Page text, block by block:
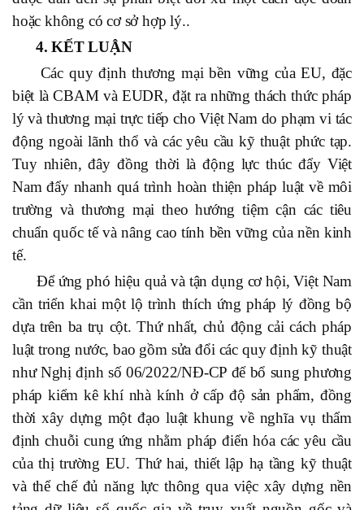
hoặc không có cơ sở hợp lý..
4. KẾT LUẬN
Các quy định thương mại bền vững của EU, đặc
biệt là CBAM và EUDR, đặt ra những thách thức pháp
lý và thương mại trực tiếp cho Việt Nam do phạm vi tác
động ngoài lãnh thổ và các yêu cầu kỹ thuật phức tạp.
Tuy nhiên, đây đồng thời là động lực thúc đẩy Việt
Nam đẩy nhanh quá trình hoàn thiện pháp luật về môi
trường và thương mại theo hướng tiệm cận các tiêu
chuẩn quốc tế và nâng cao tính bền vững của nền kinh
tế.
Để ứng phó hiệu quả và tận dụng cơ hội, Việt Nam
cần triển khai một lộ trình thích ứng pháp lý đồng bộ
dựa trên ba trụ cột. Thứ nhất, chủ động cải cách pháp
luật trong nước, bao gồm sửa đổi các quy định kỹ thuật
như Nghị định số 06/2022/NĐ-CP để bổ sung phương
pháp kiểm kê khí nhà kính ở cấp độ sản phẩm, đồng
thời xây dựng một đạo luật khung về nghĩa vụ thẩm
định chuỗi cung ứng nhằm pháp điển hóa các yêu cầu
của thị trường EU. Thứ hai, thiết lập hạ tầng kỹ thuật
và thể chế đủ năng lực thông qua việc xây dựng nền